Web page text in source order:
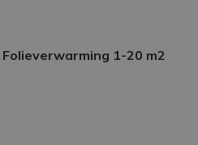
1-20 m2